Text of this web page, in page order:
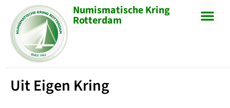
Numismatische Kring
Rotterdam
Uit Eigen Kring